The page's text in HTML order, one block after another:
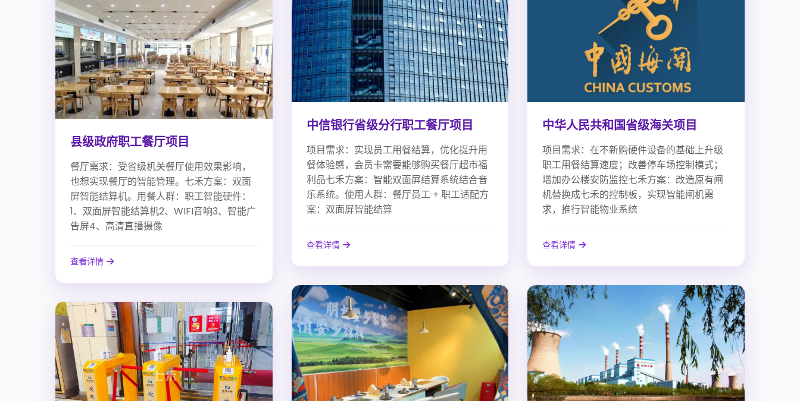
县级政府职工餐厅项目
餐厅需求：受省级机关餐厅使用效果影响，
也想实现餐厅的智能管理。七禾方案：双面
屏智能结算机。用餐人群：职工智能硬件：
1、双面屏智能结算机2、WIFI音响3、智能广
告屏4、高清直播摄像
查看详情
中信银行省级分行职工餐厅项目
项目需求：实现员工用餐结算，优化提升用
餐体验感，会员卡需要能够购买餐厅超市福
利品七禾方案：智能双面屏结算系统结合音
乐系统。使用人群：餐厅员工 + 职工适配方
案：双面屏智能结算
查看详情
中华人民共和国省级海关项目
项目需求：在不新购硬件设备的基础上升级
职工用餐结算速度；改善停车场控制模式；
增加办公楼安防监控七禾方案：改造原有闸
机替换成七禾的控制板，实现智能闸机需
求，推行智能物业系统
查看详情